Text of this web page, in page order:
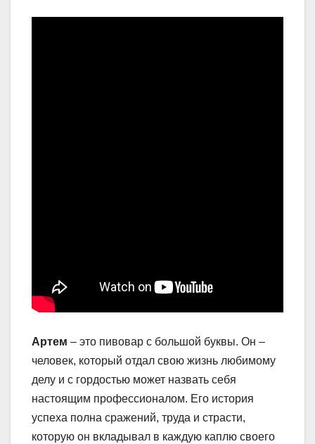
Артем – это пивовар с большой буквы. Он –
человек, который отдал свою жизнь любимому
делу и с гордостью может назвать себя
настоящим профессионалом. Его история
успеха полна сражений, труда и страсти,
которую он вкладывал в каждую каплю своего